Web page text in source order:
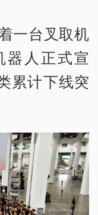
一台叉取机
器人正式宣
累计下线突